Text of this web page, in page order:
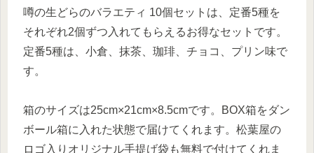
噂の生どらのバラエティ 10個セットは、定番5種を
それぞれ2個ずつ入れてもらえるお得なセットです。
定番5種は、小倉、抹茶、珈琲、チョコ、プリン味で
す。
箱のサイズは25cm×21cm×8.5cmです。BOX箱をダン
ボール箱に入れた状態で届けてくれます。松葉屋の
ロゴ入りオリジナル手提げ袋も無料で付けてくれま